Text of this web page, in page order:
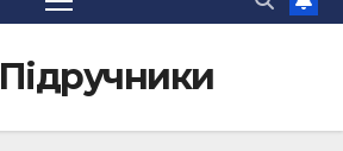
Підручники